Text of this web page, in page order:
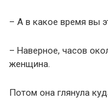
– А в какое время вы
– Наверное, часов
женщина.
Потом она глянула